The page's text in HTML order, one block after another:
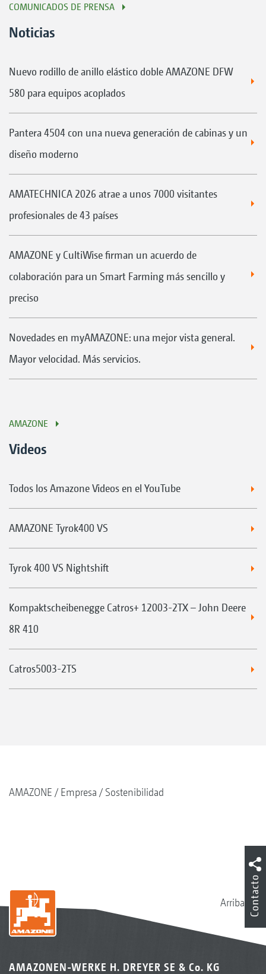
COMUNICADOS DE PRENSA
Noticias
Nuevo rodillo de anillo elástico doble AMAZONE DFW
580 para equipos acoplados
Pantera 4504 con una nueva generación de cabinas y un
diseño moderno
AMATECHNICA 2026 atrae a unos 7000 visitantes
profesionales de 43 países
AMAZONE y CultiWise firman un acuerdo de
colaboración para un Smart Farming más sencillo y
preciso
Novedades en myAMAZONE: una mejor vista general.
Mayor velocidad. Más servicios.
AMAZONE
Videos
Todos los Amazone Videos en el YouTube
AMAZONE Tyrok400 VS
Tyrok 400 VS Nightshift
Kompaktscheibenegge Catros+ 12003-2TX – John Deere
8R 410
Catros5003-2TS
AMAZONE Empresa Sostenibilidad
Arriba
AMAZONEN-WERKE H. DREYER SE & Co. KG
Contacto